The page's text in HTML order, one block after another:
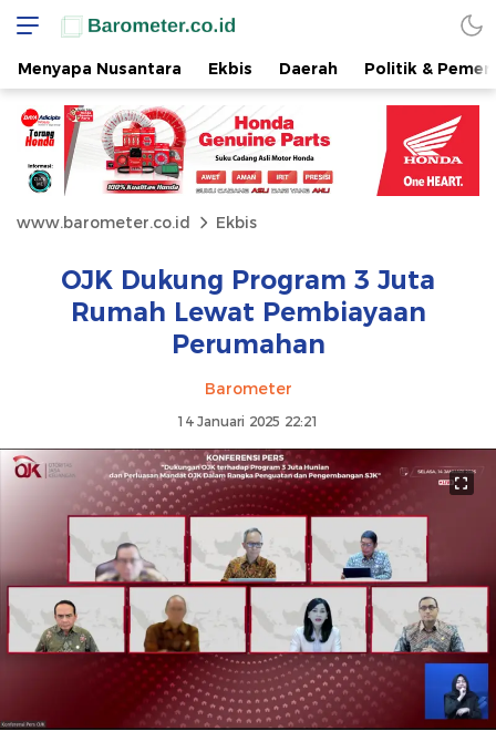
Menyapa Nusantara Ekbis Daerah Politik &
www.barometer.co.id Ekbis
OJK Dukung Program 3 Juta
Rumah Lewat Pembiayaan
Perumahan
Barometer
14 Januari 2025 22:21